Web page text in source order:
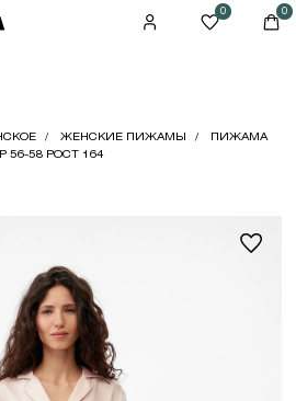
0 0
ЖЕНСКИЕ ПИЖАМЫ
ПИЖАМА
56-58 РОСТ 164